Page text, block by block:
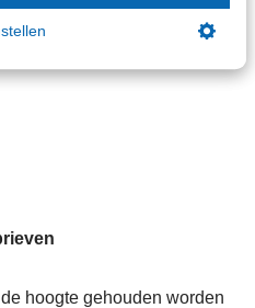
hoogte gehouden worden